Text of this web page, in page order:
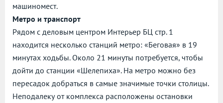
машиномест.
Метро и транспорт
Рядом с деловым центром Интерьер БЦ стр. 1
находится несколько станций метро: «Беговая» в 19
минутах ходьбы. Около 21 минуты потребуется, чтобы
дойти до станции «Шелепиха». На метро можно без
пересадок добраться в самые значимые точки столицы.
Неподалеку от комплекса расположены остановки